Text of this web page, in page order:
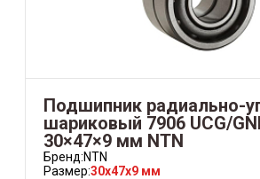
Подшипник радиально-
шариковый 7906 UCG/
30×47×9 мм NTN
Бренд:NTN
Размер:30x47x9 мм